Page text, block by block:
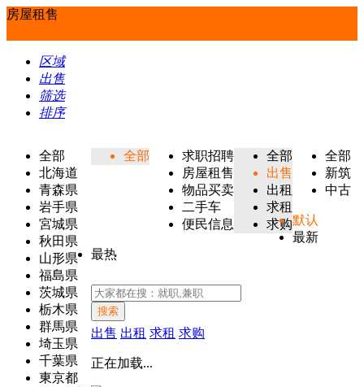
房屋租售
区域
出售
筛选
排序
全部
北海道
青森県
岩手県
宮城県
秋田県
山形県
福島県
茨城県
栃木県
群馬県
埼玉県
千葉県
東京都
全部
求职招聘
房屋租售
物品买卖
二手车
便民信息
全部
出售
出租
求租
求购
全部
新筑
中古
默认
最新
最热
搜索
出售 出租 求租 求购
正在加载...